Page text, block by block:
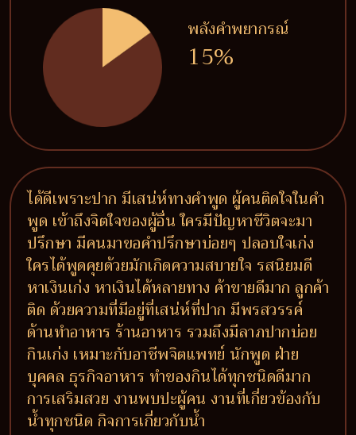
พลังคำพยากรณ์
15%
ได้ดีเพราะปาก มีเสน่ห์ทางคำพูด ผู้คนติดใจในคำ
พูด เข้าถึงจิตใจของผู้อื่น ใครมีปัญหาชีวิตจะมา
ปรึกษา มีคนมาขอคำปรึกษาบ่อยๆ ปลอบใจเก่ง
ใครได้พูดคุยด้วยมักเกิดความสบายใจ รสนิยมดี
หาเงินเก่ง หาเงินได้หลายทาง ค้าขายดีมาก ลูกค้า
ติด ด้วยความที่มีอยู่ที่เสน่ห์ที่ปาก มีพรสวรรค์
ด้านทำอาหาร ร้านอาหาร รวมถึงมีลาภปากบ่อย
กินเก่ง เหมาะกับอาชีพจิตแพทย์ นักพูด ฝ่าย
บุคคล ธุรกิจอาหาร ทำของกินได้ทุกชนิดดีมาก
การเสริมสวย งานพบปะผู้คน งานที่เกี่ยวข้องกับ
น้ำทุกชนิด กิจการเกี่ยวกับน้ำ